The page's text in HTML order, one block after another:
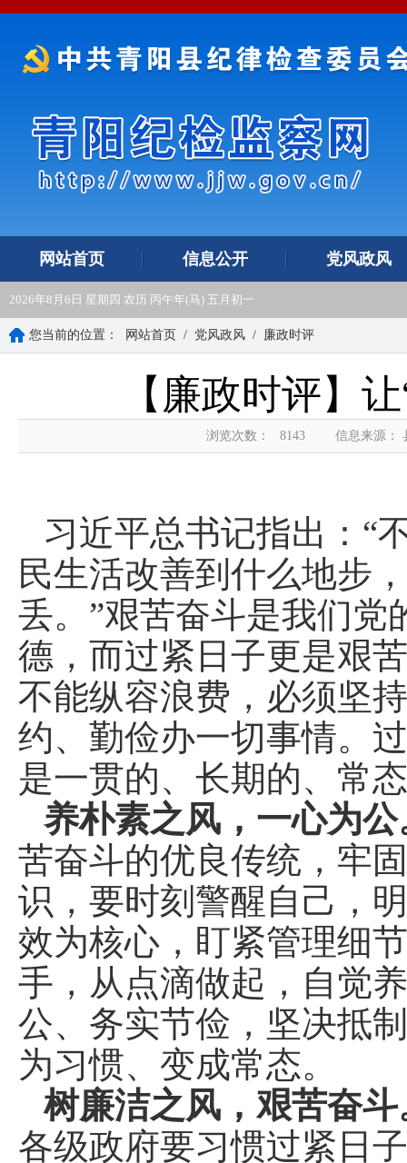
网站首页 信息公开 党风政风
2026年8月6日 星期四 农历 丙午年(马) 五月初一
您当前的位置： 网站首页 / 党风政风 / 廉政时评
【廉政时评】
浏览次数： 8143 信息来源：
习近平总书记指出：“
民生活改善到什么地步
丢。”艰苦奋斗是我们党
德，而过紧日子更是艰
不能纵容浪费，必须坚
约、勤俭办一切事情。
是一贯的、长期的、常
养朴素之风，一心为公
苦奋斗的优良传统，牢
识，要时刻警醒自己，
效为核心，盯紧管理细
手，从点滴做起，自觉
公、务实节俭，坚决抵
为习惯、变成常态。
树廉洁之风，艰苦奋斗
各级政府要习惯过紧日